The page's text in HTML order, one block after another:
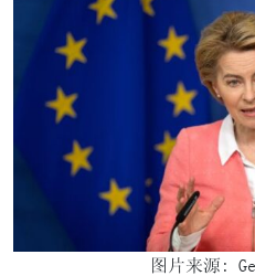
图片来源: